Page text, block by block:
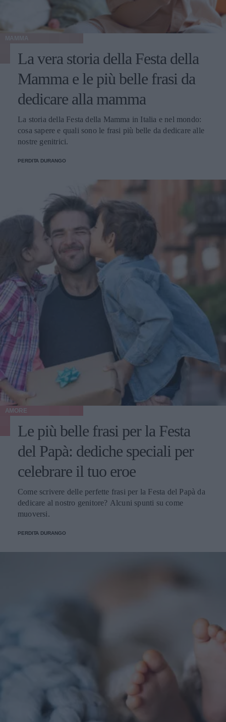
La vera storia della Festa della
Mamma e le più belle frasi da
dedicare alla mamma
La storia della Festa della Mamma in Italia e nel mondo:
cosa sapere e quali sono le frasi più belle da dedicare alle
nostre genitrici.
PERDITA DURANGO
AMORE
Le più belle frasi per la Festa
del Papà: dediche speciali per
celebrare il tuo eroe
Come scrivere delle perfette frasi per la Festa del Papà da
dedicare al nostro genitore? Alcuni spunti su come
muoversi.
PERDITA DURANGO